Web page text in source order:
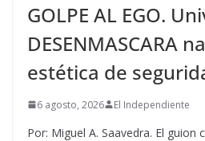
GOLPE AL EGO.
DESENMASCARA
estética de
6 agosto, 2026 El Independiente
Por: Miguel A. Saavedra. El guion